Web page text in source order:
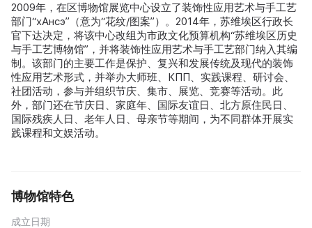
2009年，在区博物馆展览中心设立了装饰性应用艺术与手工艺
部门“хАнсэ”（意为“花纹/图案”）。2014年，苏维埃区行政长
官下达决定，将该中心改组为市政文化预算机构“苏维埃区历史
与手工艺博物馆”，并将装饰性应用艺术与手工艺部门纳入其编
制。该部门的主要工作是保护、复兴和发展传统及现代的装饰
性应用艺术形式，并举办大师班、КПП、实践课程、研讨会、
社团活动，参与并组织节庆、集市、展览、竞赛等活动。此
外，部门还在节庆日、家庭年、国际友谊日、北方原住民日、
国际残疾人日、老年人日、母亲节等期间，为不同群体开展实
践课程和文娱活动。
博物馆特色
成立日期